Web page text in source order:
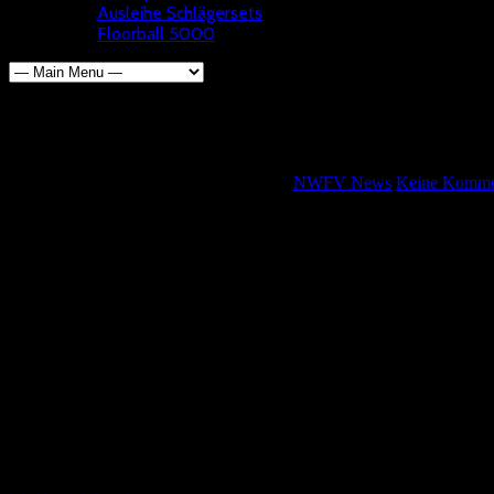
Ausleihe Schlägersets
Floorball 5000
NWFV News Keine